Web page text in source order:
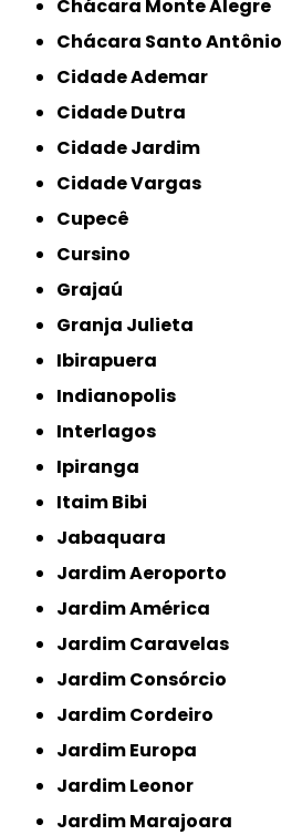
Chácara Monte Alegre
Chácara Santo Antônio
Cidade Ademar
Cidade Dutra
Cidade Jardim
Cidade Vargas
Cupecê
Cursino
Grajaú
Granja Julieta
Ibirapuera
Indianopolis
Interlagos
Ipiranga
Itaim Bibi
Jabaquara
Jardim Aeroporto
Jardim América
Jardim Caravelas
Jardim Consórcio
Jardim Cordeiro
Jardim Europa
Jardim Leonor
Jardim Marajoara